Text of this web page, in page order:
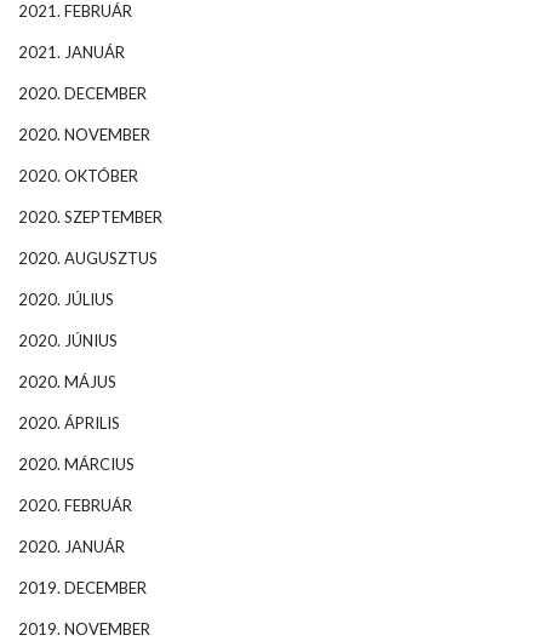
2021. FEBRUÁR
2021. JANUÁR
2020. DECEMBER
2020. NOVEMBER
2020. OKTÓBER
2020. SZEPTEMBER
2020. AUGUSZTUS
2020. JÚLIUS
2020. JÚNIUS
2020. MÁJUS
2020. ÁPRILIS
2020. MÁRCIUS
2020. FEBRUÁR
2020. JANUÁR
2019. DECEMBER
2019. NOVEMBER